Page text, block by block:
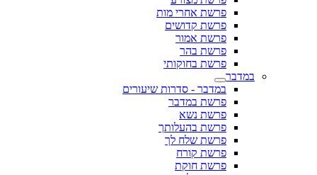
פרשת אחרי מות
פרשת קדושים
פרשת אמור
פרשת בהר
פרשת בחוקותי
במדבר
במדבר - סדרות שיעורים
פרשת במדבר
פרשת נשא
פרשת בהעלותך
פרשת שלח לך
פרשת קורח
פרשת חוקת